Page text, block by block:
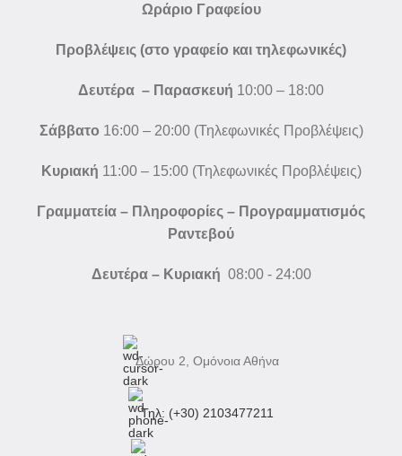
Ωράριο Γραφείου
Προβλέψεις (στο γραφείο και τηλεφωνικές)
Δευτέρα – Παρασκευή 10:00 – 18:00
Σάββατο 16:00 – 20:00 (Τηλεφωνικές Προβλέψεις)
Κυριακή 11:00 – 15:00 (Τηλεφωνικές Προβλέψεις)
Γραμματεία – Πληροφορίες – Προγραμματισμός
Ραντεβού
Δευτέρα – Κυριακή 08:00 - 24:00
Δώρου 2, Ομόνοια Αθήνα
Τηλ: (+30) 2103477211